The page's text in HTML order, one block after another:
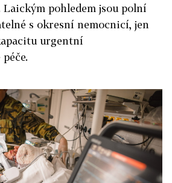
Laickým pohledem jsou polní
s okresní nemocnicí, jen
urgentní